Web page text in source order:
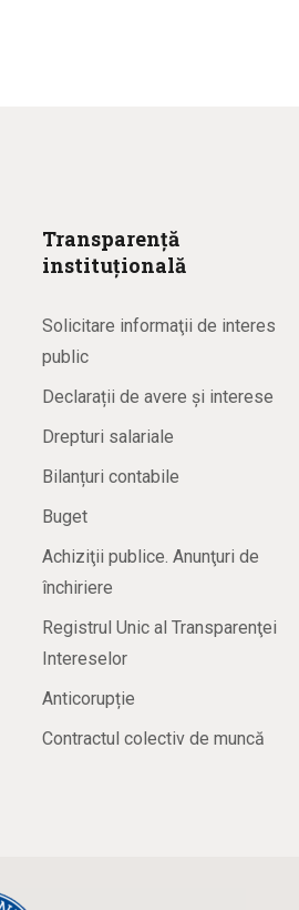
Transparență
instituțională
Solicitare informaţii de interes
public
Declarații de avere și interese
Drepturi salariale
Bilanțuri contabile
Buget
Achiziţii publice. Anunţuri de
închiriere
Registrul Unic al Transparenţei
Intereselor
Anticorupție
Contractul colectiv de muncă